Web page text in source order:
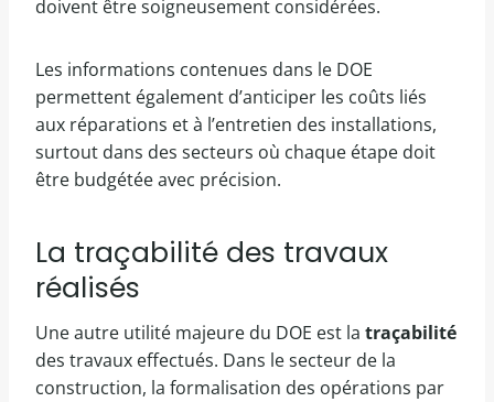
doivent être soigneusement considérées.
Les informations contenues dans le DOE
permettent également d’anticiper les coûts liés
aux réparations et à l’entretien des installations,
surtout dans des secteurs où chaque étape doit
être budgétée avec précision.
La traçabilité des travaux
réalisés
Une autre utilité majeure du DOE est la traçabilité
des travaux effectués. Dans le secteur de la
construction, la formalisation des opérations par